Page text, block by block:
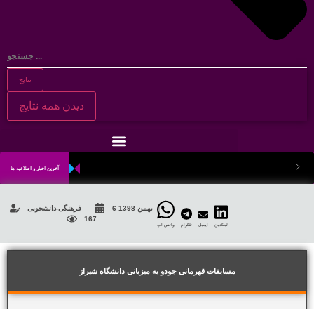
نتایج
دیدن همه نتایج
آخرین اخبار و اطلاعیه ها
فرهنگی-دانشجویی
6 بهمن 1398
167
واتس اپ تلگرام ایمیل لینکدین
مسابقات قهرمانی جودو به میزبانی دانشگاه شیراز